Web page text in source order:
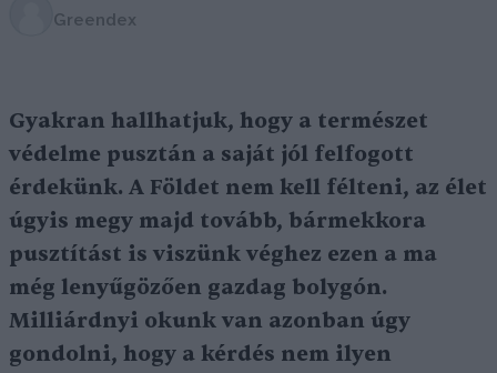
Greendex
Gyakran hallhatjuk, hogy a természet
védelme pusztán a saját jól felfogott
érdekünk. A Földet nem kell félteni, az élet
úgyis megy majd tovább, bármekkora
pusztítást is viszünk véghez ezen a ma
még lenyűgözően gazdag bolygón.
Milliárdnyi okunk van azonban úgy
gondolni, hogy a kérdés nem ilyen